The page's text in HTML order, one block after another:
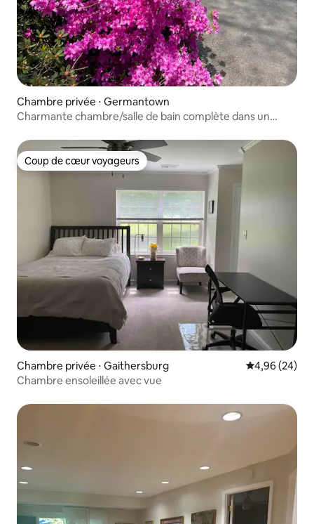
Chambre privée ⋅ Germantown
Charmante chambre/salle de bain complète dans un
Coup de cœur voyageurs
Coup de cœur voyageurs
Chambre privée ⋅ Gaithersburg Évaluation
4,96 (24)
Chambre ensoleillée avec vue